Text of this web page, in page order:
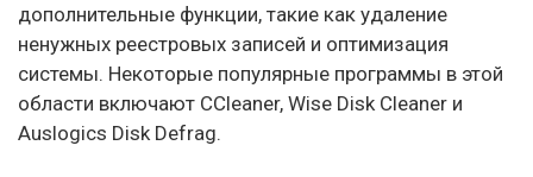
дополнительные функции, такие как удаление
ненужных реестровых записей и оптимизация
системы. Некоторые популярные программы в этой
области включают CCleaner, Wise Disk Cleaner и
Auslogics Disk Defrag.